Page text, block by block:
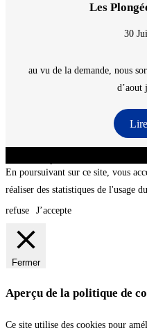
Les
30
au vu de la demande, nous
d’aout
En poursuivant sur ce site, vous
réaliser des statistiques de l'usage
refuse
J’accepte
Fermer
Aperçu de la politique de
Ce site utilise des cookies pour